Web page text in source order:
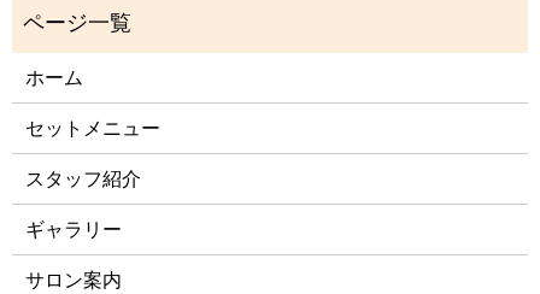
ホーム
セットメニュー
スタッフ紹介
ギャラリー
サロン案内